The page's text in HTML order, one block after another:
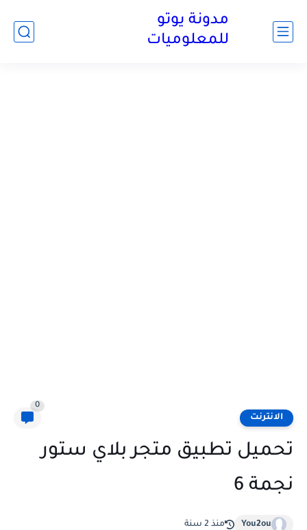
مدونة يوتو
للمعلوميات
الانترنت
0
تحميل تطبيق متجر بلاي ستور
نجمة 6
You2ou منذ 2 سنة